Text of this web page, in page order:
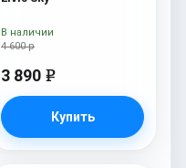
4 600 р
3 890 e
Купить
В наличии